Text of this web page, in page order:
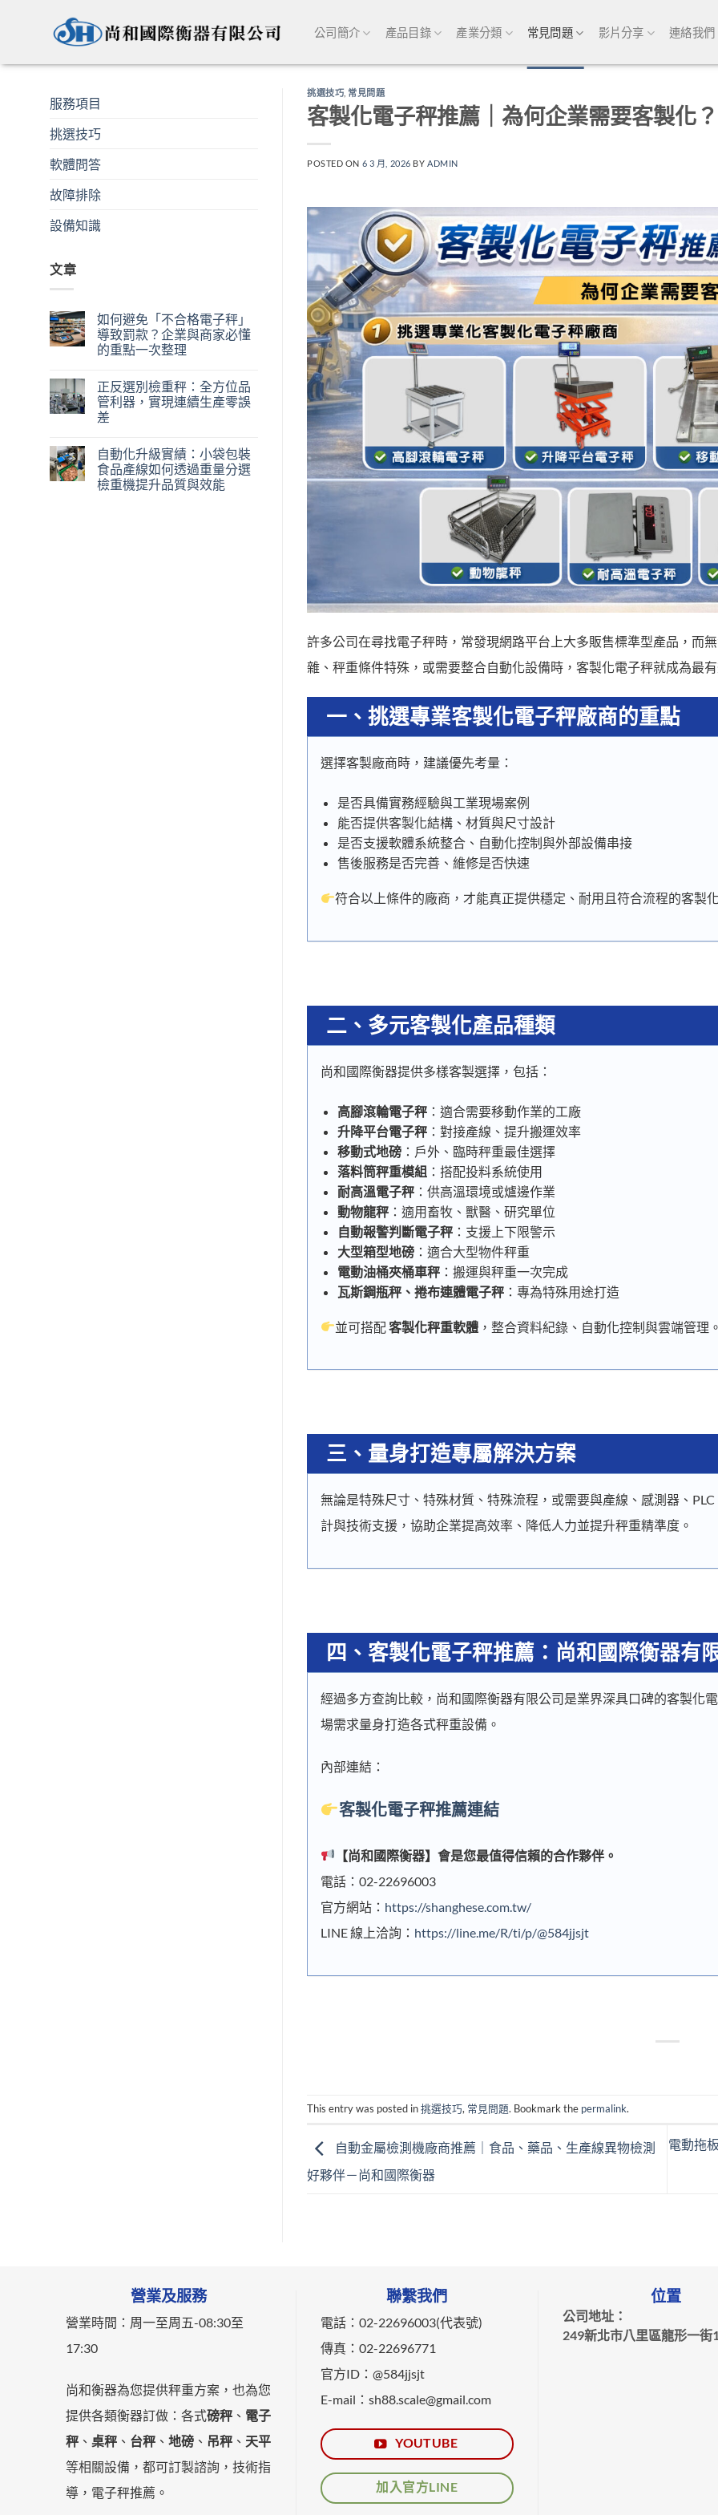
公司簡介 產品目錄 產業分類 常見問題 影片分享 連絡我們
服務項目
挑選技巧
軟體問答
故障排除
設備知識
文章
如何避免「不合格電子秤」
導致罰款？企業與商家必懂
的重點一次整理
正反選別檢重秤：全方位品
管利器，實現連續生產零誤
差
自動化升級實績：小袋包裝
食品產線如何透過重量分選
檢重機提升品質與效能
挑選技巧 常見問題
客製化電子秤推薦｜為何企業需要客製化？
POSTED ON 6 3 月, 2026 BY ADMIN
許多公司在尋找電子秤時，常發現網路平台上大多販售標準型產品，而
雜、秤重條件特殊，或需要整合自動化設備時，客製化電子秤就成為最
一、 挑選專業客製化電子秤廠商的重點
選擇客製廠商時，建議優先考量：
是否具備實務經驗與工業現場案例
能否提供客製化結構、材質與尺寸設計
是否支援軟體系統整合、自動化控制與外部設備串接
售後服務是否完善、維修是否快速
符合以上條件的廠商，才能真正提供穩定、耐用且符合流程的客製
二、 多元客製化產品種類
尚和國際衡器提供多樣客製選擇，包括：
高腳滾輪電子秤：適合需要移動作業的工廠
升降平台電子秤：對接產線、提升搬運效率
移動式地磅：戶外、臨時秤重最佳選擇
落料筒秤重模組 ：搭配投料系統使用
耐高溫電子秤：供高溫環境或爐邊作業
動物龍秤：適用畜牧、獸醫、研究單位
自動報警判斷電子秤：支援上下限警示
大型箱型地磅：適合大型物件秤重
電動油桶夾桶車秤：搬運與秤重一次完成
瓦斯鋼瓶秤、捲布連體電子秤：專為特殊用途打造
並可搭配客製化秤重軟體 ，整合資料紀錄、自動化控制與雲端管理
三、 量身打造專屬解決方案
無論是特殊尺寸、特殊材質、特殊流程，或需要與產線、感測器、
計與技術支援，協助企業提高效率、降低人力並提升秤重精準度。
四、 客製化電子秤推薦：尚和國際衡器有
經過多方查詢比較，尚和國際衡器有限公司是業界深具口碑的客製化
場需求量身打造各式秤重設備。
內部連結：
客製化電子秤推薦連結
【尚和國際衡器】會是您最值得信賴的合作夥伴。
電話：02-22696003
官方網站： https://shanghese.com.tw/
LINE 線上洽詢： https://line.me/R/ti/p/@584jjsjt
This entry was posted in挑選技巧, 常見問題. Bookmark the permalink.
自動金屬檢測機廠商推薦｜食品、藥品、生產線異物檢測
好夥伴－尚和國際衡器
電動拖
營業及服務
營業時間： 周一至周五-08:30至
17:30
尚和衡器為您提供秤重方案，也為您
提供各類衡器訂做：各式磅秤 、 電子
秤 、桌秤 、 台秤 、地磅 、 吊秤 、 天平
等相關設備，都可訂製諮詢，技術指
導，電子秤推薦。
聯繫我們
電話：02-22696003(代表號)
傳真：02-22696771
官方ID：@584jjsjt
E-mail：sh88.scale@gmail.com
YOUTUBE
加入官方LINE
位置
公司地址：
249新北市八里區龍形一街